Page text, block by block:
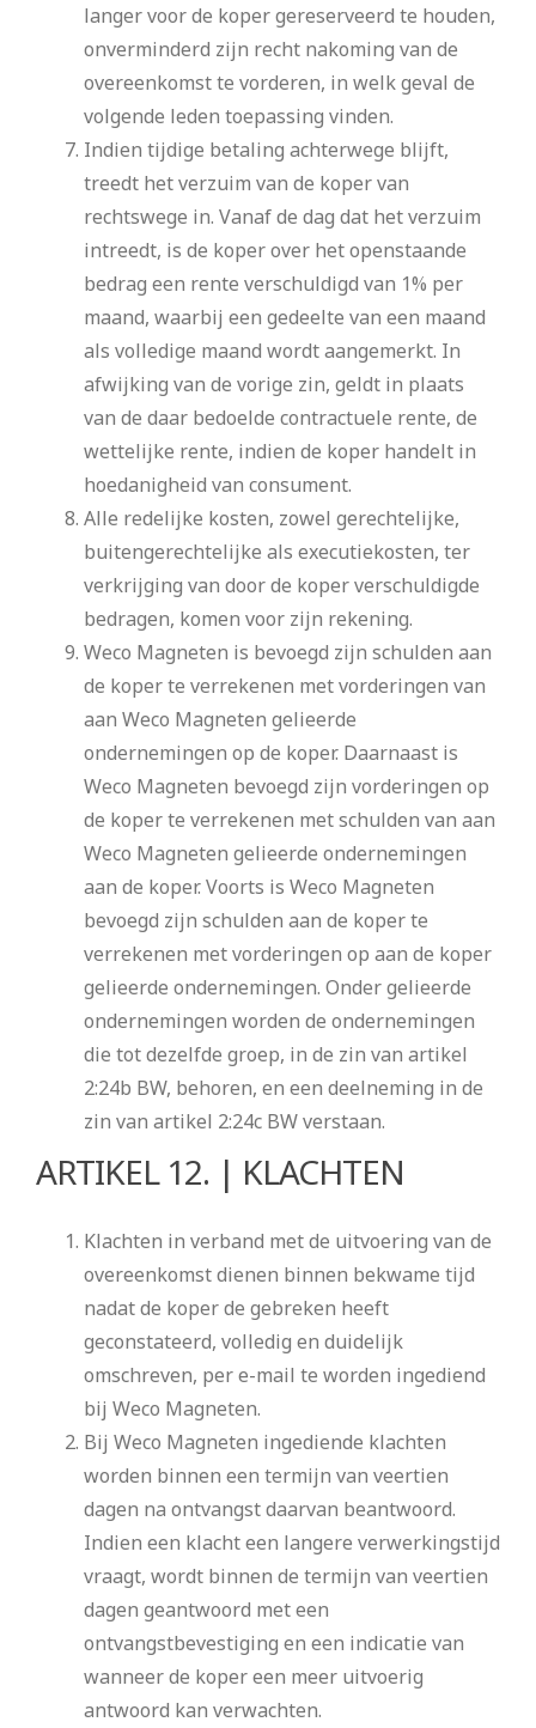
langer voor de koper gereserveerd te houden,
onverminderd zijn recht nakoming van de
overeenkomst te vorderen, in welk geval de
volgende leden toepassing vinden.
Indien tijdige betaling achterwege blijft,
treedt het verzuim van de koper van
rechtswege in. Vanaf de dag dat het verzuim
intreedt, is de koper over het openstaande
bedrag een rente verschuldigd van 1% per
maand, waarbij een gedeelte van een maand
als volledige maand wordt aangemerkt. In
afwijking van de vorige zin, geldt in plaats
van de daar bedoelde contractuele rente, de
wettelijke rente, indien de koper handelt in
hoedanigheid van consument.
Alle redelijke kosten, zowel gerechtelijke,
buitengerechtelijke als executiekosten, ter
verkrijging van door de koper verschuldigde
bedragen, komen voor zijn rekening.
Weco Magneten is bevoegd zijn schulden aan
de koper te verrekenen met vorderingen van
aan Weco Magneten gelieerde
ondernemingen op de koper. Daarnaast is
Weco Magneten bevoegd zijn vorderingen op
de koper te verrekenen met schulden van aan
Weco Magneten gelieerde ondernemingen
aan de koper. Voorts is Weco Magneten
bevoegd zijn schulden aan de koper te
verrekenen met vorderingen op aan de koper
gelieerde ondernemingen. Onder gelieerde
ondernemingen worden de ondernemingen
die tot dezelfde groep, in de zin van artikel
2:24b BW, behoren, en een deelneming in de
zin van artikel 2:24c BW verstaan.
ARTIKEL 12. | KLACHTEN
Klachten in verband met de uitvoering van de
overeenkomst dienen binnen bekwame tijd
nadat de koper de gebreken heeft
geconstateerd, volledig en duidelijk
omschreven, per e-mail te worden ingediend
bij Weco Magneten.
Bij Weco Magneten ingediende klachten
worden binnen een termijn van veertien
dagen na ontvangst daarvan beantwoord.
Indien een klacht een langere verwerkingstijd
vraagt, wordt binnen de termijn van veertien
dagen geantwoord met een
ontvangstbevestiging en een indicatie van
wanneer de koper een meer uitvoerig
antwoord kan verwachten.